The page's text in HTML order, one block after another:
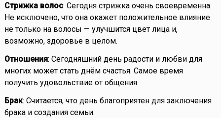
Стрижка волос: Сегодня стрижка очень своевременна.
Не исключено, что она окажет положительное влияние
не только на волосы — улучшится цвет лица и,
возможно, здоровье в целом.
Отношения: Сегодняшний день радости и любви для
многих может стать днём счастья. Самое время
получить удовольствие от общения.
Брак: Считается, что день благоприятен для заключения
брака и создания семьи.